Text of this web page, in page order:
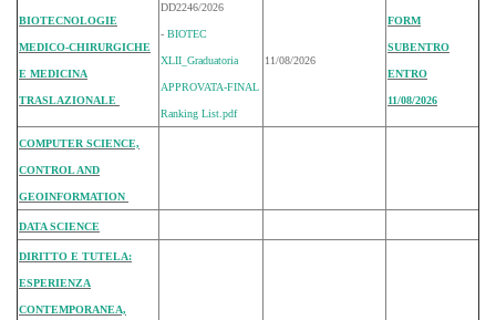
BIOTECNOLOGIE
MEDICO-CHIRURGICHE
E MEDICINA
TRASLAZIONALE
DD2246/2026
- BIOTEC
XLII_Graduatoria
APPROVATA-FINAL
Ranking List.pdf
11/08/2026
FORM
SUBENTRO
ENTRO
11/08/2026
COMPUTER SCIENCE,
CONTROL AND
GEOINFORMATION
DATA SCIENCE
DIRITTO E TUTELA:
ESPERIENZA
CONTEMPORANEA,